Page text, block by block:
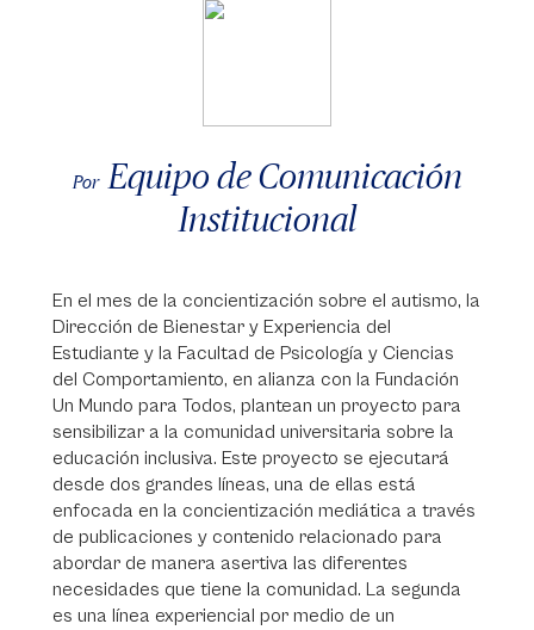
Por Equipo de Comunicación
Institucional
En el mes de la concientización sobre el autismo, la
Dirección de Bienestar y Experiencia del
Estudiante y la Facultad de Psicología y Ciencias
del Comportamiento, en alianza con la Fundación
Un Mundo para Todos, plantean un proyecto para
sensibilizar a la comunidad universitaria sobre la
educación inclusiva. Este proyecto se ejecutará
desde dos grandes líneas, una de ellas está
enfocada en la concientización mediática a través
de publicaciones y contenido relacionado para
abordar de manera asertiva las diferentes
necesidades que tiene la comunidad. La segunda
es una línea experiencial por medio de un